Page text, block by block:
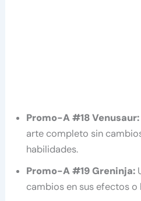
Promo-A #18 Venusaur:
arte completo sin
habilidades.
Promo-A #19 Greninja:
cambios en sus efectos o